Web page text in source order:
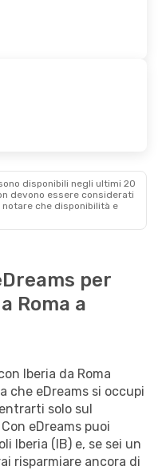
disponibili negli ultimi 20
devono essere considerati
che disponibilità e
per
Roma a
Iberia da Roma
che eDreams si occupi
solo sul
eDreams puoi
Iberia (IB) e, se sei un
risparmiare ancora di